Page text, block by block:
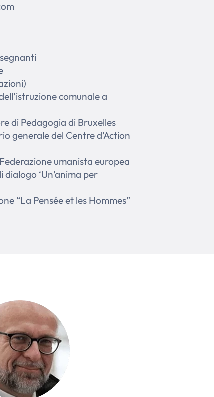
comunale a
di Pedagogia di Bruxelles
generale del Centre d’Action
umanista europea
dialogo ‘Un’anima per
“La Pensée et les Hommes”